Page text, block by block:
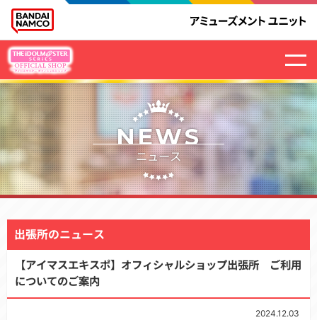
NEWS
ニュース
出張所のニュース
【アイマスエキスポ】オフィシャルショップ出張所 ご利用
についてのご案内
2024.12.03